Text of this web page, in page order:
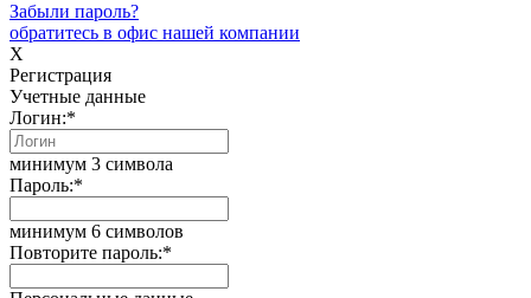
Забыли пароль?
обратитесь в офис нашей компании
X
Регистрация
Учетные данные
Логин:*
минимум 3 символа
Пароль:*
минимум 6 символов
Повторите пароль:*